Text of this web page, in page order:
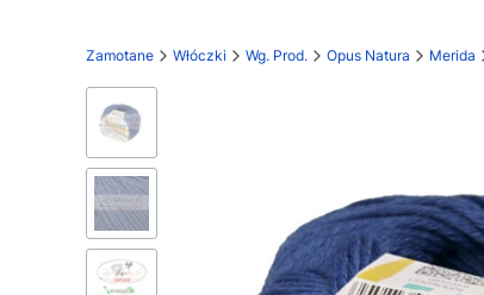
Zamotane Włóczki Wg. Prod. Opus Natura Merida